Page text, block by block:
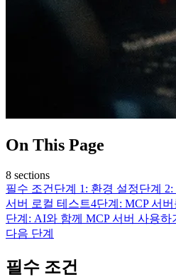
On This Page
8 sections
필수 조건 단계 1: 환경 설정단계
서버 로컬 테스트4단계: MCP 서버
단계: AI와 함께 MCP 서버 사용하
다음 단계
필수 조건